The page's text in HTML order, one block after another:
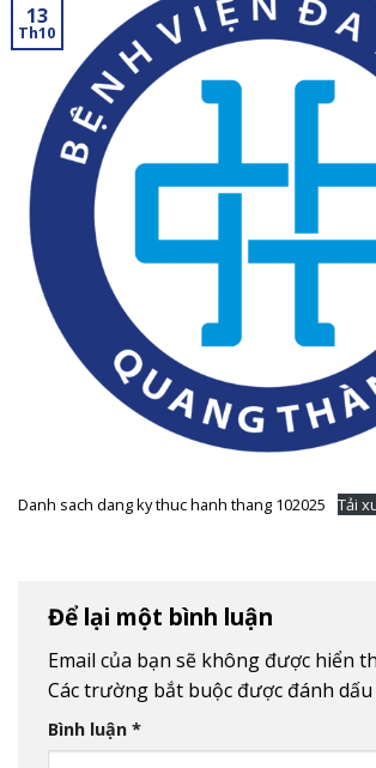
13
Th10
Danh sach dang ky thuc hanh thang 102025 Tải
Để lại một bình luận
Email của bạn sẽ không được hiển
Các trường bắt buộc được đánh dấu
Bình luận *